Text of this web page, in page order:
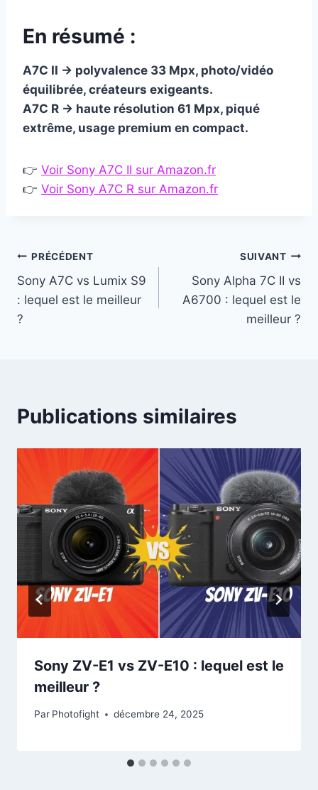
En résumé :
A7C II → polyvalence 33 Mpx, photo/vidéo
équilibrée, créateurs exigeants.
A7C R → haute résolution 61 Mpx, piqué
extrême, usage premium en compact.
👉 Voir Sony A7C II sur Amazon.fr
👉 Voir Sony A7C R sur Amazon.fr
Navigation
de
l’article
PRÉCÉDENT
Sony A7C vs Lumix S9
: lequel est le meilleur
?
SUIVANT
Sony Alpha 7C II vs
A6700 : lequel est le
meilleur ?
Publications similaires
Sony ZV-E1 vs ZV-E10 : lequel est le
meilleur ?
Par Photofight décembre 24, 2025